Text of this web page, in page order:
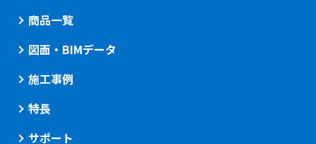
商品一覧
図面・BIMデータ
施工事例
特長
サポート